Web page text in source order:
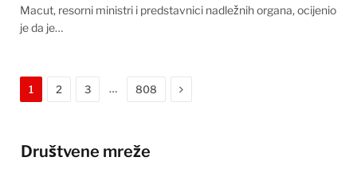
Macut, resorni ministri i predstavnici nadležnih organa, ocijenio
je da je…
1 2 3 … 808 Next
Društvene mreže